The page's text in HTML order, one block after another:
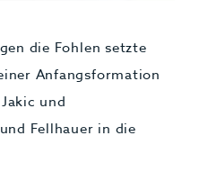
die Fohlen setzte
Anfangsformation
und
Fellhauer in die